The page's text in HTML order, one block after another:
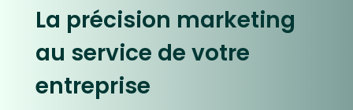
La précision marketing
au service de votre
entreprise